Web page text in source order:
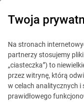
IT Board
Twoja
Na stronach
partnerzy stosujemy
„ciasteczka”) to
przez witrynę, którą
w celach analitycznych i
prawidłowego